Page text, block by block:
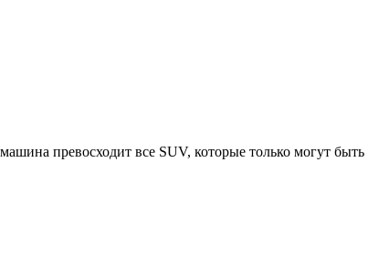
превосходит все SUV, которые только могут быть